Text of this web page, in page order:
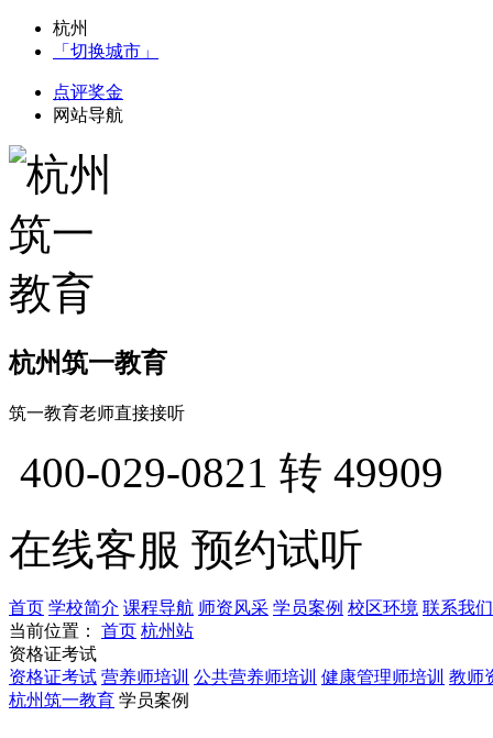
杭州
「切换城市」
点评奖金
网站导航
杭州筑一教育
筑一教育老师直接接听
400-029-0821 转 49909
在线客服 预约试听
首页 学校简介 课程导航 师资风采 学员案例 校区环境 联系我们
当前位置：
首页 杭州站
资格证考试
资格证考试 营养师培训 公共营养师培训 健康管理师培训 教师
杭州筑一教育 学员案例